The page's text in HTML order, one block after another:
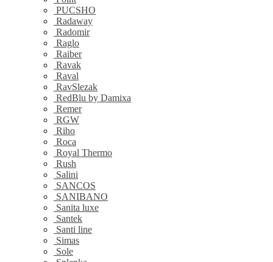
PUCSHO
Radaway
Radomir
Raglo
Raiber
Ravak
Raval
RavSlezak
RedBlu by Damixa
Remer
RGW
Riho
Roca
Royal Thermo
Rush
Salini
SANCOS
SANIBANO
Sanita luxe
Santek
Santi line
Simas
Sole